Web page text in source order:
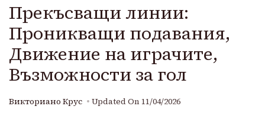
Прекъсващи линии:
Проникващи подавания,
Движение на играчите,
Възможности за гол
Викториано Крус Updated On 11/04/2026